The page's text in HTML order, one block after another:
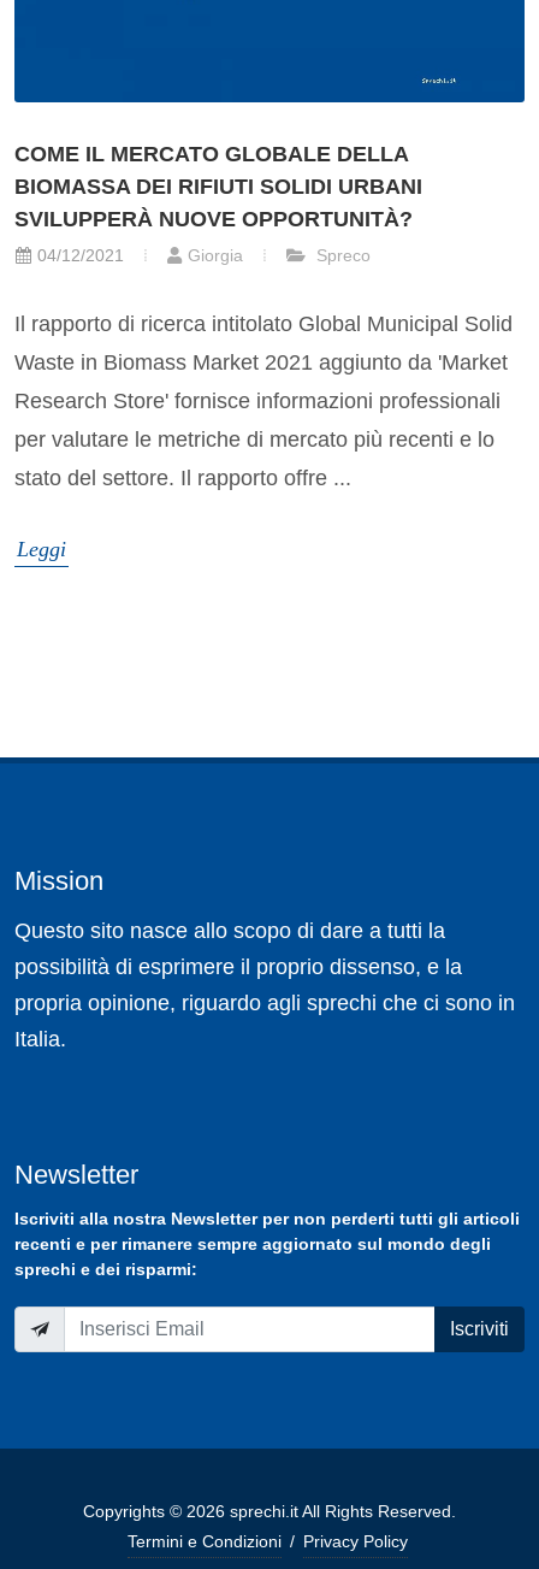
COME IL MERCATO GLOBALE DELLA
BIOMASSA DEI RIFIUTI SOLIDI URBANI
SVILUPPERÀ NUOVE OPPORTUNITÀ?
04/12/2021 Giorgia Spreco
Il rapporto di ricerca intitolato Global Municipal Solid
Waste in Biomass Market 2021 aggiunto da 'Market
Research Store' fornisce informazioni professionali
per valutare le metriche di mercato più recenti e lo
stato del settore. Il rapporto offre ...
Leggi
Mission
Questo sito nasce allo scopo di dare a tutti la
possibilità di esprimere il proprio dissenso, e la
propria opinione, riguardo agli sprechi che ci sono in
Italia.
Newsletter
Iscriviti alla nostra Newsletterper non perderti tutti gli articoli
recenti e per rimanere sempre aggiornato sul mondo degli
sprechi e dei risparmi:
Iscriviti
Copyrights © 2026 sprechi.it All Rights Reserved.
Termini e Condizioni / Privacy Policy